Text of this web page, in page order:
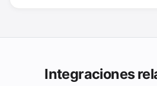
Integraciones